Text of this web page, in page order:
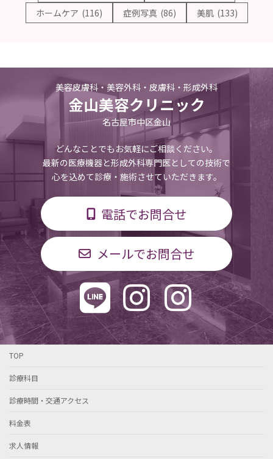
ホームケア (116) 症例写真 (86) 美肌 (133)
美容皮膚科・美容外科・皮膚科・形成外科
金山美容クリニック
名古屋市中区金山
どんなことでもお気軽にご相談ください。
最新の医療機器と形成外科専門医としての技術で
心を込めて診療・施術させていただきます。
電話でお問合せ
メールでお問合せ
TOP
診療科目
診療時間・交通アクセス
料金表
求人情報